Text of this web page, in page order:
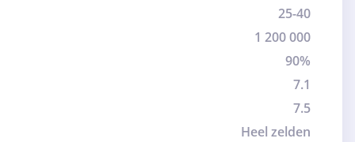
25-40
1 200 000
90%
7.1
7.5
Heel zelden